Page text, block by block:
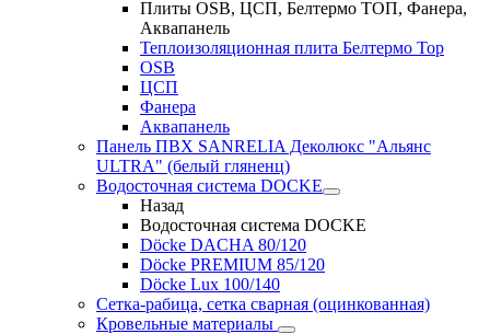
Плиты OSB, ЦСП, Белтермо ТОП, Фанера,
Аквапанель
Теплоизоляционная плита Белтермо Top
OSB
ЦСП
Фанера
Аквапанель
Панель ПВХ SANRELIA Деколюкс "Альянс
ULTRA" (белый гляненц)
Водосточная система DOCKE
Назад
Водосточная система DOCKE
Döсkе DACHA 80/120
Döcke PREMIUM 85/120
Döсkе Luх 100/140
Сетка-рабица, сетка сварная (оцинкованная)
Кровельные материалы